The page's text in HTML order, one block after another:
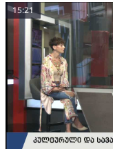
15:21